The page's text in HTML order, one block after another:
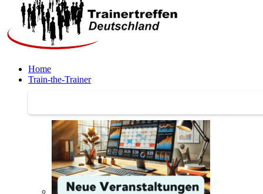
Home
Train-the-Trainer